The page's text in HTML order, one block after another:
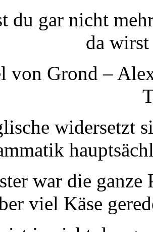
du gar nicht
da
von Grond –
widersetzt
war die
viel Käse